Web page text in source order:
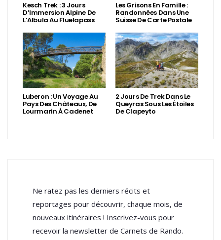
Kesch Trek : 3 Jours
D’Immersion Alpine De
L’Albula Au Fluelapass
Les Grisons En Famille :
Randonnées Dans Une
Suisse De Carte Postale
Luberon : Un Voyage Au
Pays Des Châteaux, De
Lourmarin À Cadenet
2 Jours De Trek Dans Le
Queyras Sous Les Étoiles
De Clapeyto
Ne ratez pas les derniers récits et
reportages pour découvrir, chaque mois, de
nouveaux itinéraires ! Inscrivez-vous pour
recevoir la newsletter de Carnets de Rando.